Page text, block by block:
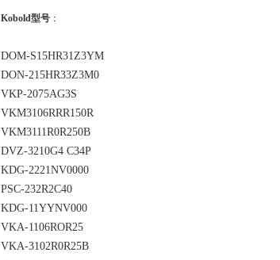
Kobold型号 ：
DOM-S15HR31Z3YM
DON-215HR33Z3M0
VKP-2075AG3S
VKM3106RRR150R
VKM3111R0R250B
DVZ-3210G4 C34P
KDG-2221NV0000
PSC-232R2C40
KDG-11YYNV000
VKA-1106ROR25
VKA-3102R0R25B